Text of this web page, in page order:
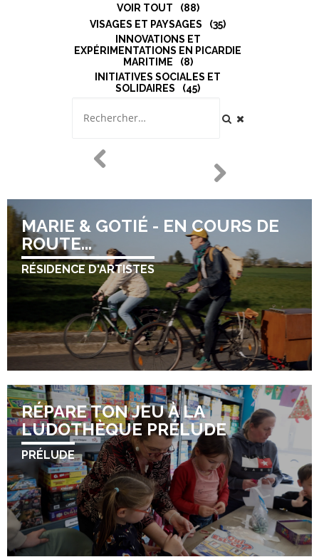
VOIR TOUT
88
VISAGES ET PAYSAGES
35
INNOVATIONS ET
EXPÉRIMENTATIONS EN PICARDIE
MARITIME
8
INITIATIVES SOCIALES ET
SOLIDAIRES
45
MARIE & GOTIÉ - EN COURS DE
ROUTE...
RÉSIDENCE D'ARTISTES
RÉPARE TON JEU À LA
LUDOTHÈQUE PRÉLUDE
PRÉLUDE